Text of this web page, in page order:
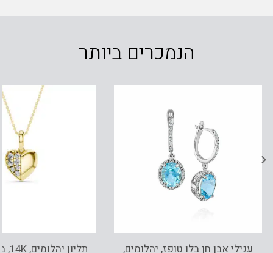
הנמכרים ביותר
עגילי אבן חן בלו טופז, יהלומים,